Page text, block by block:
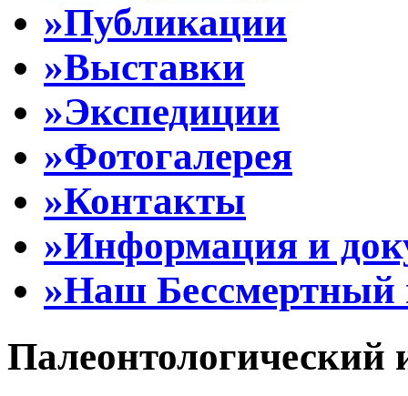
»Публикации
»Выставки
»Экспедиции
»Фотогалерея
»Контакты
»Информация и
»Наш Бессмертный
Палеонтологический